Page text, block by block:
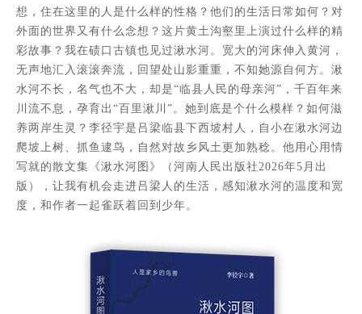
想，住在这里的人是什么样的性格？他们的生活日常如何？对
外面的世界又有什么念想？这片黄土沟壑里上演过什么样的精
彩故事？我在碛口古镇也见过湫水河。宽大的河床伸入黄河，
无声地汇入滚滚奔流，回望处山影重重，不知她源自何方。湫
水河不长，名气也不大，却是“临县人民的母亲河”，千百年来
川流不息，孕育出“百里湫川”。她到底是个什么模样？如何滋
养两岸生灵？李径宇是吕梁临县下西坡村人，自小在湫水河边
爬坡上树、抓鱼逮鸟，自然对故乡风土更加熟稔。他用心用情
写就的散文集《湫水河图》（河南人民出版社2026年5月出
版），让我有机会走进吕梁人的生活，感知湫水河的温度和宽
度，和作者一起雀跃着回到少年。